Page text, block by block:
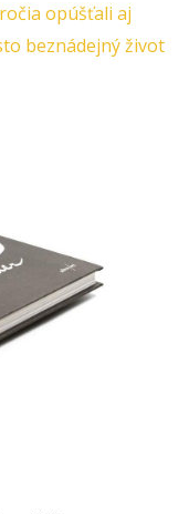
opúšťali aj
beznádejný život